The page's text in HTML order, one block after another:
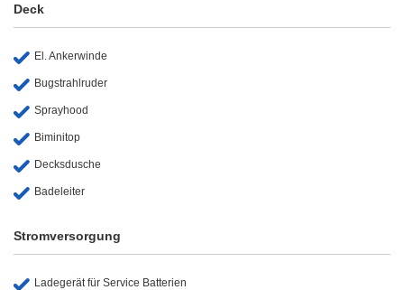
Deck
El. Ankerwinde
Bugstrahlruder
Sprayhood
Biminitop
Decksdusche
Badeleiter
Stromversorgung
Ladegerät für Service Batterien